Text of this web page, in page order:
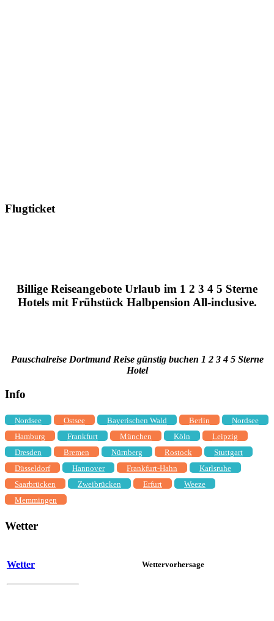
Flugticket
Billige Reiseangebote Urlaub im 1 2 3 4 5 Sterne
Hotels mit Frühstück Halbpension All-inclusive.
Pauschalreise Dortmund Reise günstig buchen 1 2 3 4 5 Sterne
Hotel
Info
Nordsee Ostsee Bayerischen Wald Berlin
Nordsee
Hamburg
Frankfurt München Köln
Leipzig
Dresden
Bremen Nürnberg Rostock
Stuttgart
Düsseldorf
Hannover Frankfurt-Hahn
Karlsruhe
Saarbrücken
Zweibrücken Erfurt
Weeze
Memmingen
Wetter
Wetter Wettervorhersage